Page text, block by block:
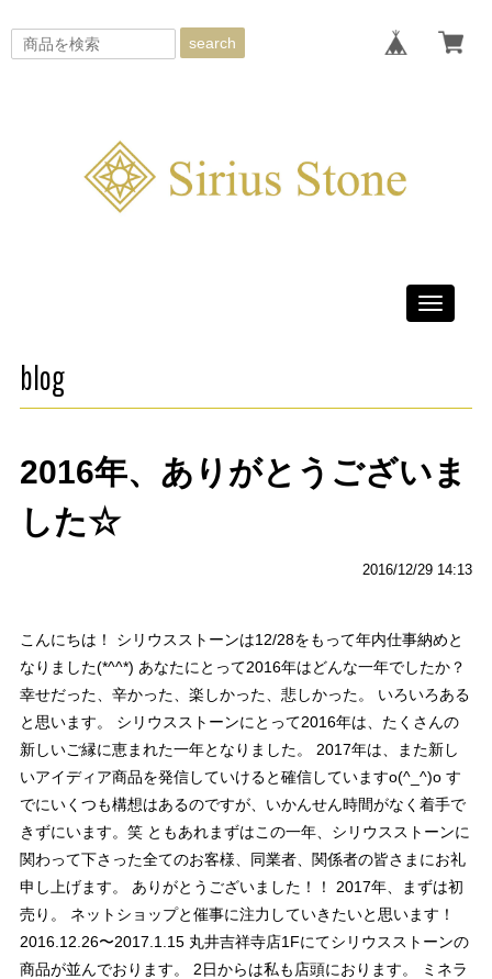
search
Toggle
blog
2016年、ありがとうございま
した☆
2016/12/29 14:13
こんにちは！ シリウスストーンは12/28をもって年内仕事納めと
なりました(*^^*) あなたにとって2016年はどんな一年でしたか？
幸せだった、辛かった、楽しかった、悲しかった。 いろいろある
と思います。 シリウスストーンにとって2016年は、たくさんの
新しいご縁に恵まれた一年となりました。 2017年は、また新し
いアイディア商品を発信していけると確信していますo(^_^)o す
でにいくつも構想はあるのですが、いかんせん時間がなく着手で
きずにいます。笑 ともあれまずはこの一年、シリウスストーンに
関わって下さった全てのお客様、同業者、関係者の皆さまにお礼
申し上げます。 ありがとうございました！！ 2017年、まずは初
売り。 ネットショップと催事に注力していきたいと思います！
2016.12.26〜2017.1.15 丸井吉祥寺店1Fにてシリウスストーンの
商品が並んでおります。 2日からは私も店頭におります。 ミネラ